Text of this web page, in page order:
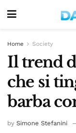
Home Society
Il trend
che si
barba
by Simone Stefanini